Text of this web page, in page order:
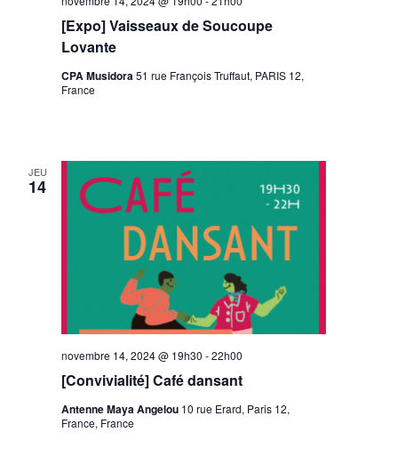
[Expo] Vaisseaux de Soucoupe
Lovante
CPA Musidora51 rue François Truffaut, PARIS 12,
France
JEU
14
[Convivialité] Café dansant
novembre 14, 2024 @ 19h30 -22h00
Antenne Maya Angelou 10 rue Erard, Paris 12,
France, France